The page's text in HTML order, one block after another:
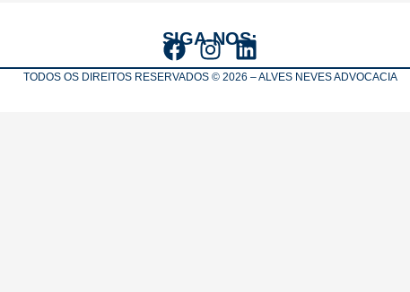
SIGA-NOS:
TODOS OS DIREITOS RESERVADOS © 2026 – ALVES NEVES ADVOCACIA